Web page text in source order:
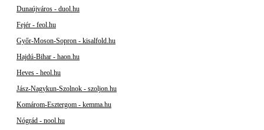
Dunaújváros - duol.hu
Fejér - feol.hu
Győr-Moson-Sopron - kisalfold.hu
Hajdú-Bihar - haon.hu
Heves - heol.hu
Jász-Nagykun-Szolnok - szoljon.hu
Komárom-Esztergom - kemma.hu
Nógrád - nool.hu